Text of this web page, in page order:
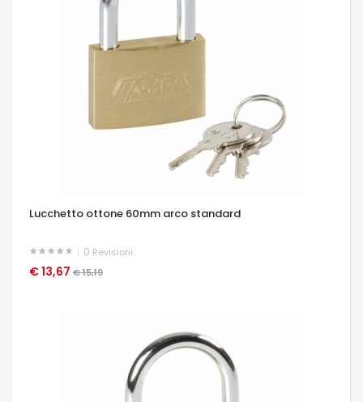
Lucchetto ottone 60mm arco standard
0 Revisioni
€ 13,67 € 15,19
OCCHIATA VELOCE